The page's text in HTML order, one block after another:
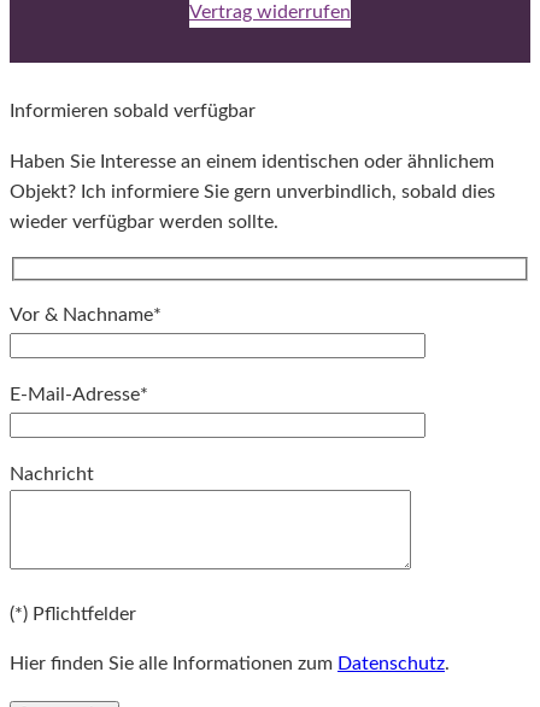
Vertrag widerrufen
Informieren sobald verfügbar
Haben Sie Interesse an einem identischen oder ähnlichem
Objekt? Ich informiere Sie gern unverbindlich, sobald dies
wieder verfügbar werden sollte.
Vor & Nachname*
E-Mail-Adresse*
Nachricht
(*) Pflichtfelder
Hier finden Sie alle Informationen zum Datenschutz.